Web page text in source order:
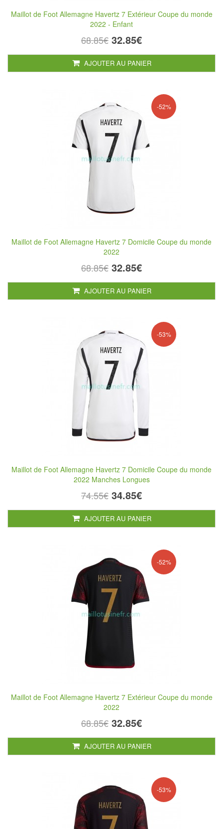
Maillot de Foot Allemagne Havertz 7 Extérieur Coupe du monde
2022 - Enfant
68.85€ 32.85€
AJOUTER AU PANIER
-52%
Maillot de Foot Allemagne Havertz 7 Domicile Coupe du monde
2022
68.85€ 32.85€
AJOUTER AU PANIER
-53%
Maillot de Foot Allemagne Havertz 7 Domicile Coupe du monde
2022 Manches Longues
74.55€ 34.85€
AJOUTER AU PANIER
-52%
Maillot de Foot Allemagne Havertz 7 Extérieur Coupe du monde
2022
68.85€ 32.85€
AJOUTER AU PANIER
-53%